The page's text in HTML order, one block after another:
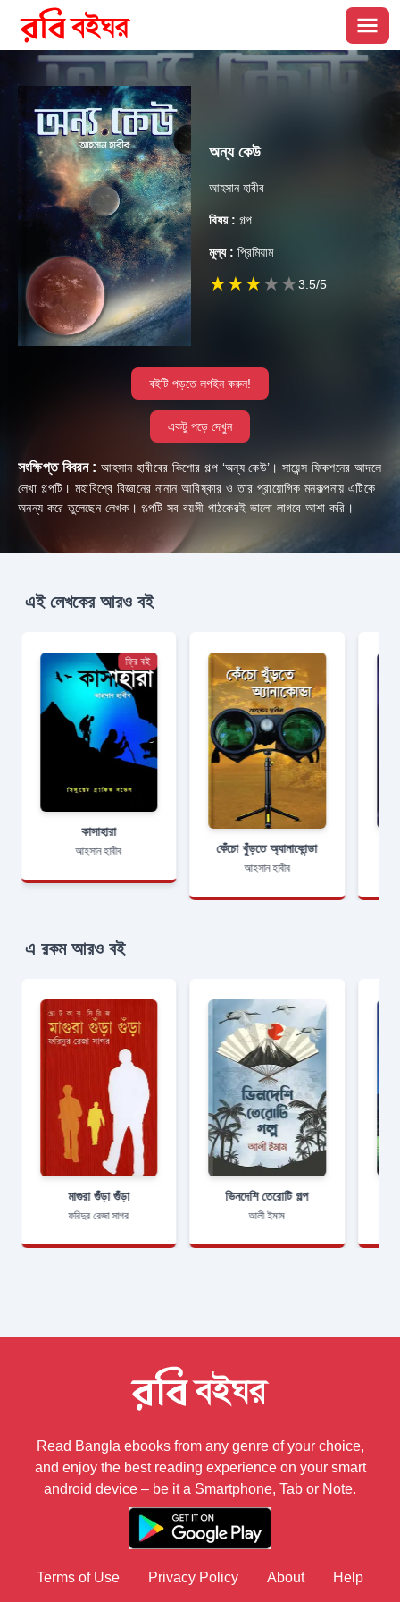
অন্য কেউ
আহসান হাবীব
বিষয় : গল্প
মূল্য : প্রিমিয়াম
★★★★★3.5/5
বইটি পড়তে লগইন করুন!
একটু পড়ে দেখুন
সংক্ষিপ্ত বিবরন : আহসান হাবীবের কিশোর গল্প ‘অন্য কেউ’। সায়েন্স ফিকশনের আদলে
লেখা গল্পটি। মহাবিশ্বে বিজ্ঞানের নানান আবিষ্কার ও তার প্রায়োগিক মনকল্পনায় এটিকে
অনন্য করে তুলেছেন লেখক। গল্পটি সব বয়সী পাঠকেরই ভালো লাগবে আশা করি।
এই লেখকের আরও বই
ফ্রি বই
কাসাহারা
আহসান হাবীব কেঁচো খুঁড়তে অ্যানাকোন্ডা
আহসান হাবীব
এ রকম আরও বই
মাগুরা গুঁড়া গুঁড়া
ফরিদুর রেজা সাগর
ভিনদেশি তেরােটি গল্প
আলী ইমাম
Read Bangla ebooks from any genre of your choice,
and enjoy the best reading experience on your smart
android device – be it a Smartphone, Tab or Note.
Terms of Use Privacy Policy About Help